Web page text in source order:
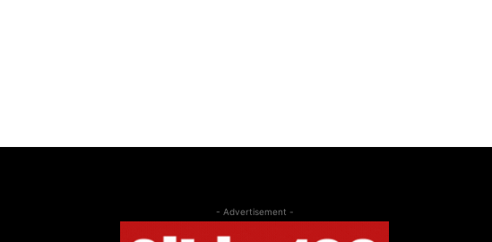
- Advertisement -